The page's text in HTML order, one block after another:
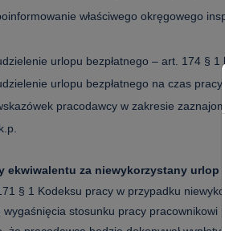
właściwego okręgowego
urlopu bezpłatnego – art. 174 § 1
urlopu bezpłatnego na czas
pracodawcy w zakresie
ekwiwalentu za niewykorzystany urlop
§ 1 Kodeksu pracy w przypadku
stosunku pracy pracownikowi